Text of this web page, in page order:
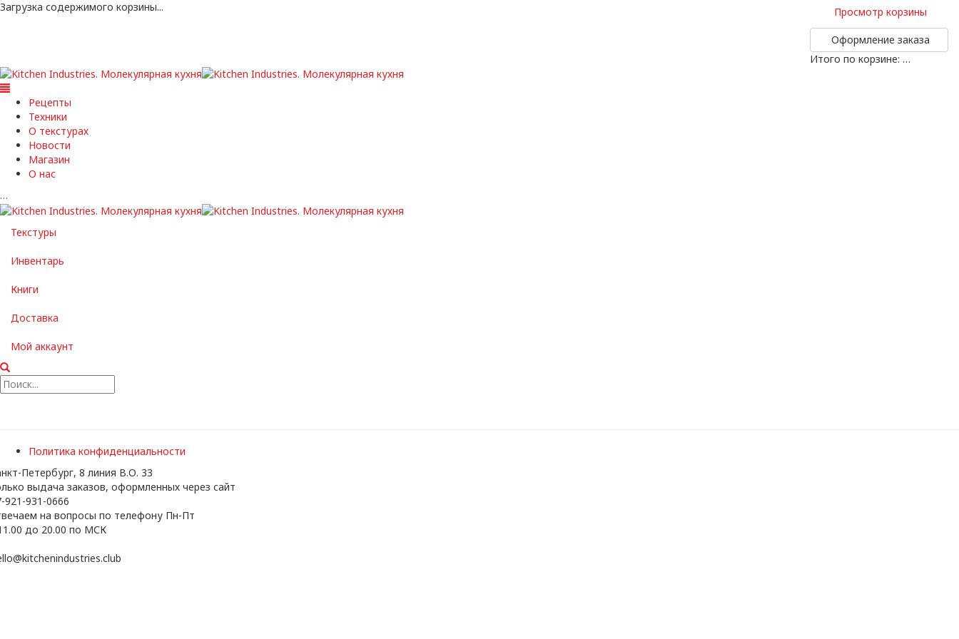
Загрузка содержимого корзины... Просмотр корзины
Оформление заказа
Итого по корзине: …
Рецепты
Техники
О текстурах
Новости
Магазин
О нас
…
Текстуры
Инвентарь
Книги
Доставка
Мой аккаунт
Политика конфиденциальности
Петербург, 8 линия В.О. 33
выдача заказов, оформленных через сайт
921-931-0666
на вопросы по телефону Пн-Пт
до 20.00 по МСК